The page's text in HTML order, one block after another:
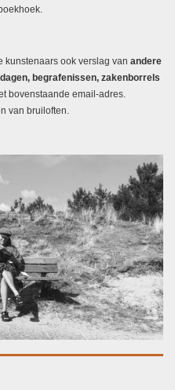
kunstenaars ook verslag van andere
begrafenissen, zakenborrels
bovenstaande email-adres.
van bruiloften.